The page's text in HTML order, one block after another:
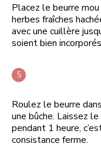
Placez le beurre
herbes fraîches
avec une cuillère
soient bien
Roulez le beurre
une bûche. Laissez
pendant 1 heure,
consistance ferme.